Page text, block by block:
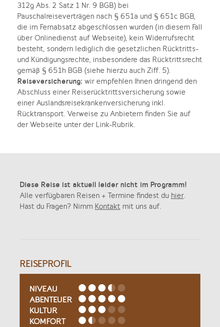
312g Abs. 2 Satz 1 Nr. 9 BGB) bei
Pauschalreiseverträgen nach § 651a und § 651c BGB,
die im Fernabsatz abgeschlossen wurden (in diesem Fall
über Onlinedienst auf Webseite), kein Widerrufsrecht
besteht, sondern lediglich die gesetzlichen Rücktritts-
und Kündigungsrechte, insbesondere das Rücktrittsrecht
gemäß § 651h BGB (siehe hierzu auch Ziff. 5).
Reiseversicherung: wir empfehlen Ihnen dringend den
Abschluss einer Reiserücktrittsversicherung sowie
einer Auslandsreisekrankenversicherung inkl.
Rücktransport. Verweise zu Anbietern finden Sie auf
der Webseite unter der Link-Rubrik.
Diese Reise ist aktuell leider nicht im Programm!
Alle verfügbaren Reisen + Termine findest du hier.
Hast du Fragen? Nimm Kontakt mit uns auf.
REISEPROFIL
NIVEAU
ABENTEUER
KULTUR
KOMFORT